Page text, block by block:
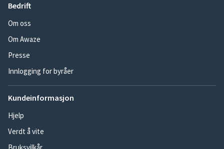
Bedrift
Om oss
Om Awaze
Presse
Innlogging for byråer
Kundeinformasjon
Hjelp
Verdt å vite